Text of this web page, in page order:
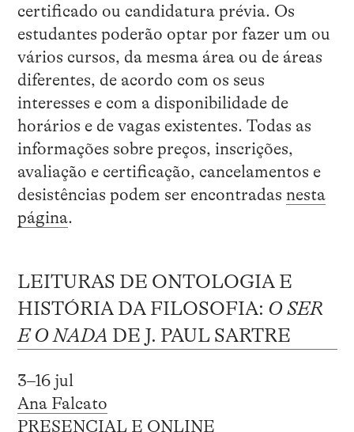
certificado ou candidatura prévia. Os
estudantes poderão optar por fazer um ou
vários cursos, da mesma área ou de áreas
diferentes, de acordo com os seus
interesses e com a disponibilidade de
horários e de vagas existentes. Todas as
informações sobre preços, inscrições,
avaliação e certificação, cancelamentos e
desistências podem ser encontradas nesta
página.
LEITURAS DE ONTOLOGIA E
HISTÓRIA DA FILOSOFIA: O SER
E O NADA DE J. PAUL SARTRE
3–16 jul
Ana Falcato
PRESENCIAL E ONLINE